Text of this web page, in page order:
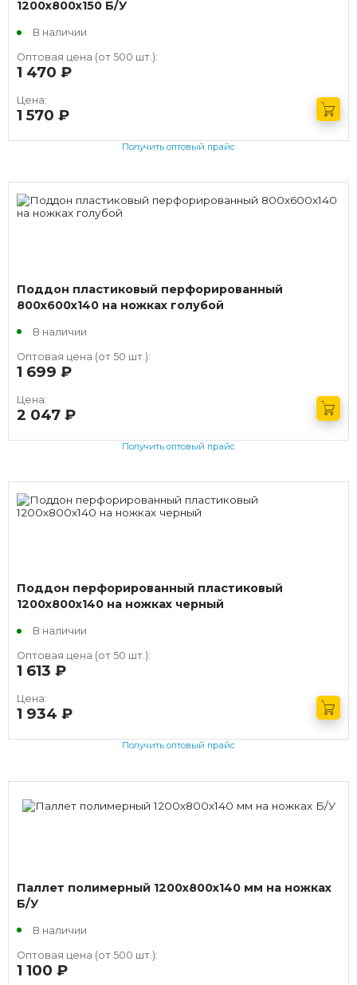
1200х800х150 Б/У
В наличии
Оптовая цена (от 500 шт.):
1 470
Цена:
1 570
Получить оптовый прайс
Поддон пластиковый перфорированный
800х600х140 на ножках голубой
В наличии
Оптовая цена (от 50 шт.):
1 699
Цена:
2 047
Получить оптовый прайс
Поддон перфорированный пластиковый
1200х800х140 на ножках черный
В наличии
Оптовая цена (от 50 шт.):
1 613
Цена:
1 934
Получить оптовый прайс
Паллет полимерный 1200х800х140 мм на ножках
Б/У
В наличии
Оптовая цена (от 500 шт.):
1 100